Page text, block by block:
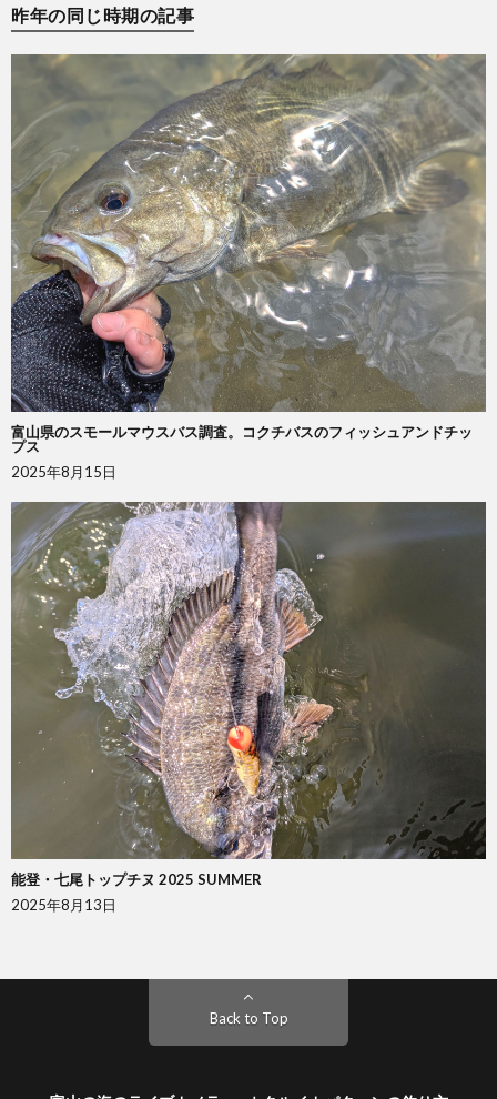
昨年の同じ時期の記事
富山県のスモールマウスバス調査。コクチバスのフィッシュアンドチッ
プス
2025年8月15日
能登・七尾トップチヌ 2025 SUMMER
2025年8月13日
Back to Top